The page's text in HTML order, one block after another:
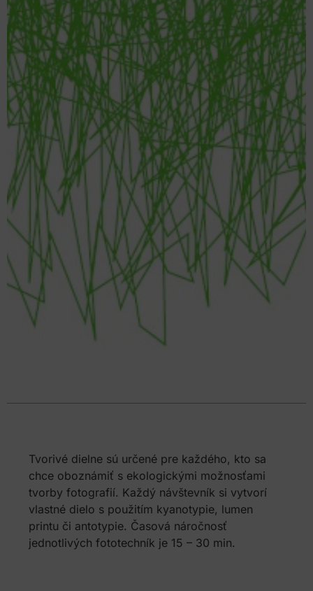
Tvorivé dielne sú určené pre každého, kto sa
chce oboznámiť s ekologickými možnosťami
tvorby fotografií. Každý návštevník si vytvorí
vlastné dielo s použitím kyanotypie, lumen
printu či antotypie. Časová náročnosť
jednotlivých fototechník je 15 – 30 min.